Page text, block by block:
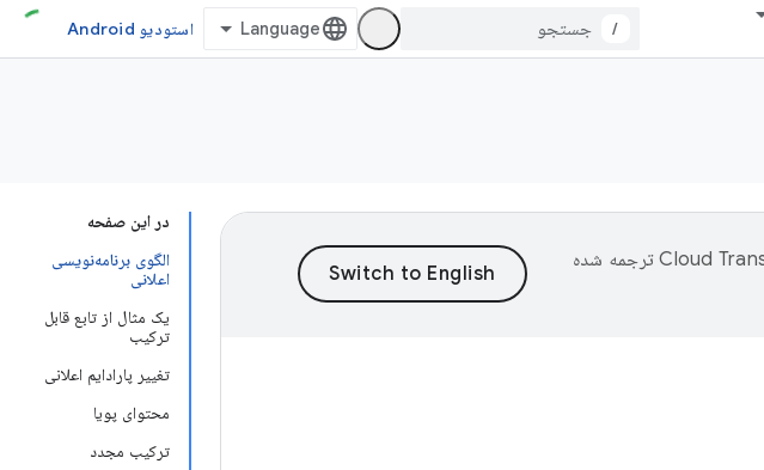
/ استودیو Android
در این صفحه
الگوی برنامه‌نویسی
اعلانی
یک مثال از تابع قابل
ترکیب
تغییر پارادایم اعلانی
محتوای پویا
ترکیب مجدد
ترجمه شده